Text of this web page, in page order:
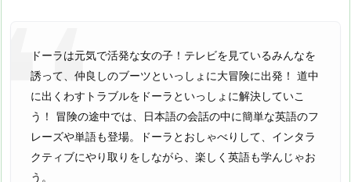
ドーラは元気で活発な女の子！テレビを見ているみんなを
誘って、仲良しのブーツといっしょに大冒険に出発！ 道中
に出くわすトラブルをドーラといっしょに解決していこ
う！ 冒険の途中では、日本語の会話の中に簡単な英語のフ
レーズや単語も登場。ドーラとおしゃべりして、インタラ
クティブにやり取りをしながら、楽しく英語も学んじゃお
う。